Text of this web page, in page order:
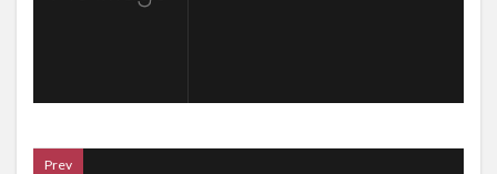
Prev